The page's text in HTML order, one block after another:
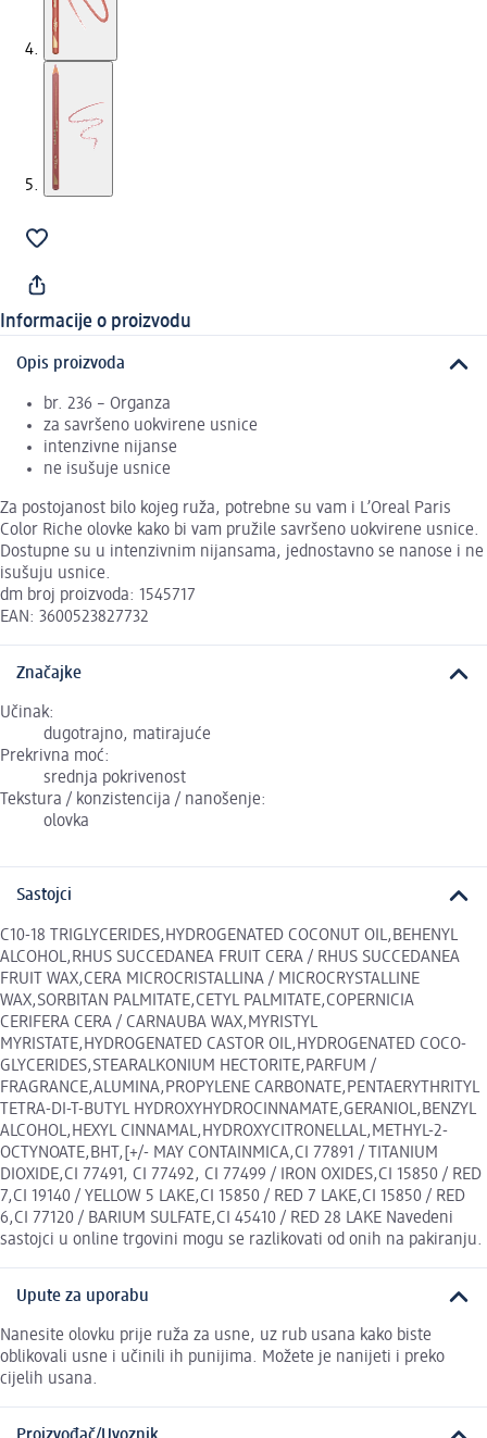
Informacije o proizvodu
Opis proizvoda
br. 236 – Organza
za savršeno uokvirene usnice
intenzivne nijanse
ne isušuje usnice
Za postojanost bilo kojeg ruža, potrebne su vam i L’Oreal Paris
Color Riche olovke kako bi vam pružile savršeno uokvirene usnice.
Dostupne su u intenzivnim nijansama, jednostavno se nanose i ne
isušuju usnice.
dm broj proizvoda: 1545717
EAN: 3600523827732
Značajke
Učinak:
dugotrajno, matirajuće
Prekrivna moć:
srednja pokrivenost
Tekstura / konzistencija / nanošenje:
olovka
Sastojci
C10-18 TRIGLYCERIDES,HYDROGENATED COCONUT OIL,BEHENYL
ALCOHOL,RHUS SUCCEDANEA FRUIT CERA / RHUS SUCCEDANEA
FRUIT WAX,CERA MICROCRISTALLINA / MICROCRYSTALLINE
WAX,SORBITAN PALMITATE,CETYL PALMITATE,COPERNICIA
CERIFERA CERA / CARNAUBA WAX,MYRISTYL
MYRISTATE,HYDROGENATED CASTOR OIL,HYDROGENATED COCO-
GLYCERIDES,STEARALKONIUM HECTORITE,PARFUM /
FRAGRANCE,ALUMINA,PROPYLENE CARBONATE,PENTAERYTHRITYL
TETRA-DI-T-BUTYL HYDROXYHYDROCINNAMATE,GERANIOL,BENZYL
ALCOHOL,HEXYL CINNAMAL,HYDROXYCITRONELLAL,METHYL-2-
OCTYNOATE,BHT,[+/- MAY CONTAINMICA,CI 77891 / TITANIUM
DIOXIDE,CI 77491, CI 77492, CI 77499 / IRON OXIDES,CI 15850 / RED
7,CI 19140 / YELLOW 5 LAKE,CI 15850 / RED 7 LAKE,CI 15850 / RED
6,CI 77120 / BARIUM SULFATE,CI 45410 / RED 28 LAKE Navedeni
sastojci u online trgovini mogu se razlikovati od onih na pakiranju.
Upute za uporabu
Nanesite olovku prije ruža za usne, uz rub usana kako biste
oblikovali usne i učinili ih punijima. Možete je nanijeti i preko
cijelih usana.